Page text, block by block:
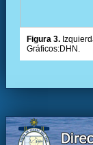
Figura 3.
Gráficos:DHN.